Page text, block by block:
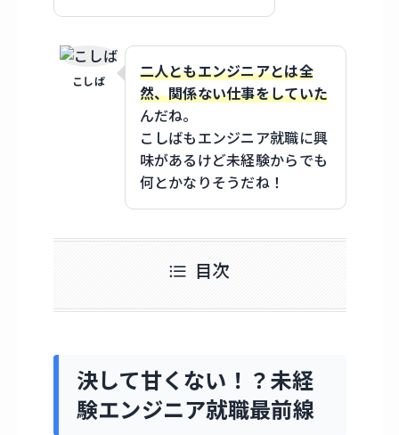
こしば
二人ともエンジニアとは全
然、関係ない仕事をしていた
んだね。
こしばもエンジニア就職に興
味があるけど未経験からでも
何とかなりそうだね！
目次
決して甘くない！？未経
験エンジニア就職最前線